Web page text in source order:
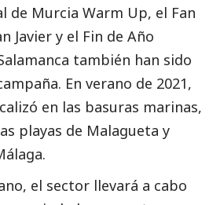
de Murcia Warm Up, el Fan
Javier y el Fin de Año
también han sido
En verano de 2021,
en las basuras marinas,
playas de Malagueta y
el sector llevará a cabo